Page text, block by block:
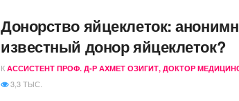
Донорство яйцеклеток:
известный донор яйцеклеток?
К АССИСТЕНТ ПРОФ. Д-Р АХМЕТ ОЗИГИТ, ДОКТОР
3,3 ТЫС.